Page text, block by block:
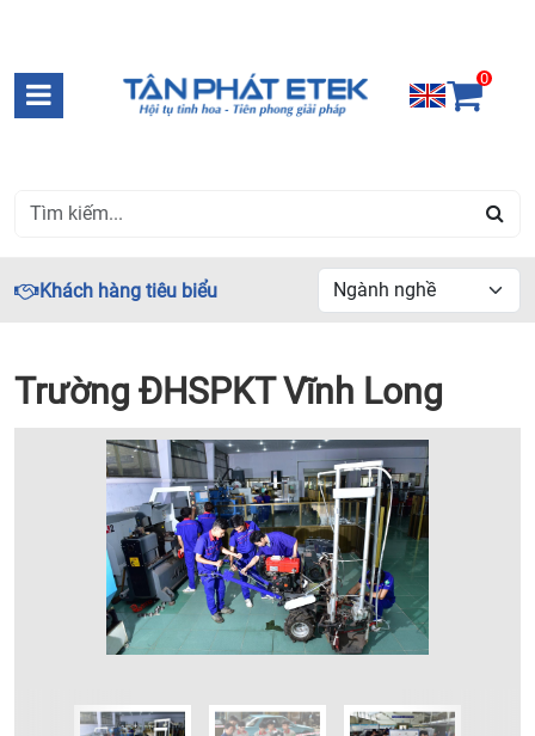
0
Khách hàng tiêu biểu
Trường ĐHSPKT Vĩnh Long